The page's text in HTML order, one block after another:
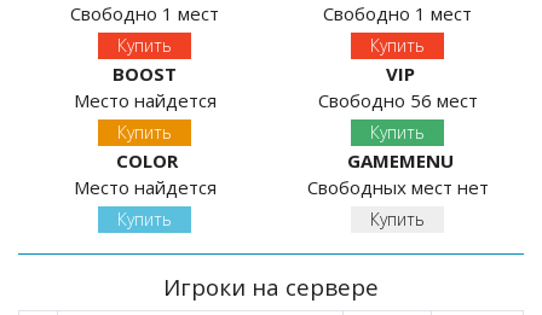
Свободно 1 мест
Купить
Свободно 1 мест
Купить
BOOST
Место найдется
Купить
VIP
Свободно 56 мест
Купить
COLOR
Место найдется
Купить
GAMEMENU
Свободных мест нет
Купить
Игроки на сервере